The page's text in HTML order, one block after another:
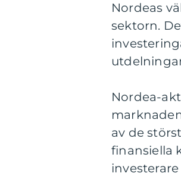
Nordeas
sektorn.
Nordea-
av de
finansiella